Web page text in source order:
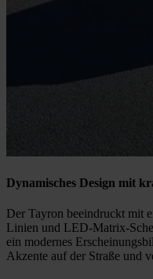
Dynamisches Design mit
Der Tayron beeindruckt mit
Linien und LED-Matrix-
ein modernes
Akzente auf der Straße und